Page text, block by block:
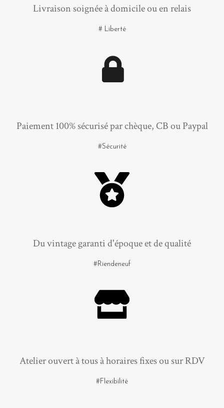
Livraison soignée à domicile ou en relais
# Liberté
Paiement 100% sécurisé par chèque, CB ou Paypal
#Sécurité
Du vintage garanti d'époque et de qualité
#Riendeneuf
Atelier ouvert à tous à horaires fixes ou sur RDV
#Flexibilité